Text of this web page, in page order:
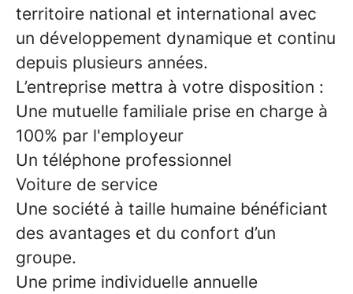
territoire national et international avec
un développement dynamique et continu
depuis plusieurs années.
L’entreprise mettra à votre disposition :
Une mutuelle familiale prise en charge à
100% par l'employeur
Un téléphone professionnel
Voiture de service
Une société à taille humaine bénéficiant
des avantages et du confort d’un
groupe.
Une prime individuelle annuelle